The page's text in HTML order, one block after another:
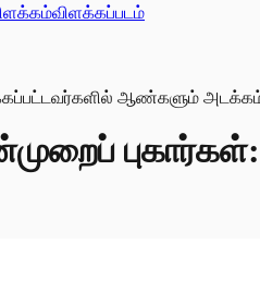
விளக்கப்படம்
வன்முறைப்